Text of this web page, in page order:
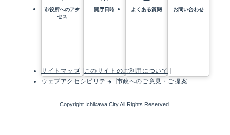
市役所へのアク
セス
開庁日時 よくある質問 お問い合わせ
サイトマップ
このサイトのご利用について
ウェブアクセシビリティ
市政へのご意見・ご提案
Copyright Ichikawa City All Rights Reserved.